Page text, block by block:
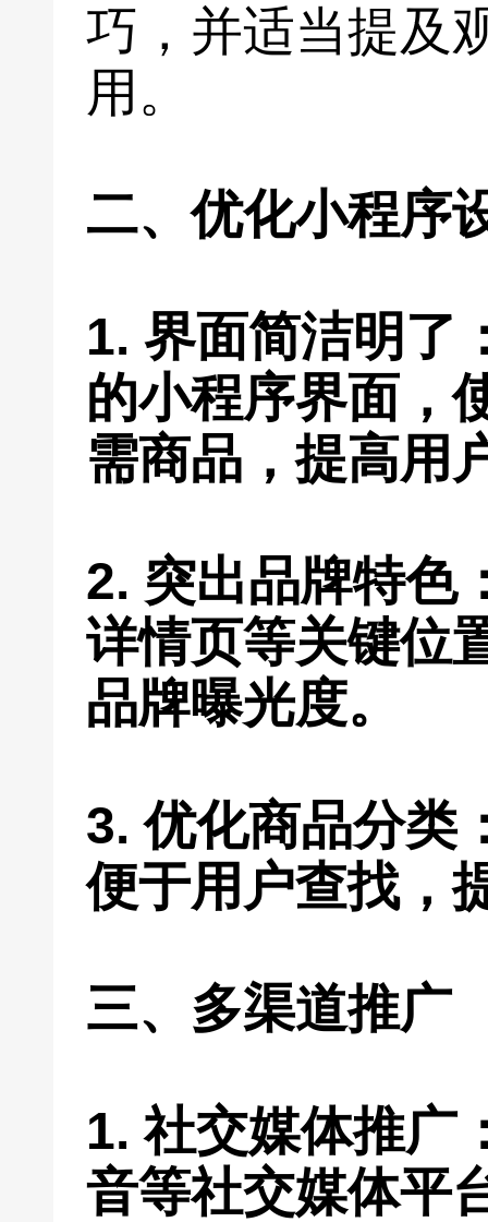
巧，并适当提及
用。
二、优化小程序
1. 界面简洁明了
的小程序界面，
需商品，提高用
2. 突出品牌特色
详情页等关键位
品牌曝光度。
3. 优化商品分类
便于用户查找，
三、多渠道推广
1. 社交媒体推广
音等社交媒体平